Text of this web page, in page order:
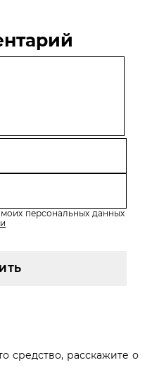
персональных данных
средство, расскажите о